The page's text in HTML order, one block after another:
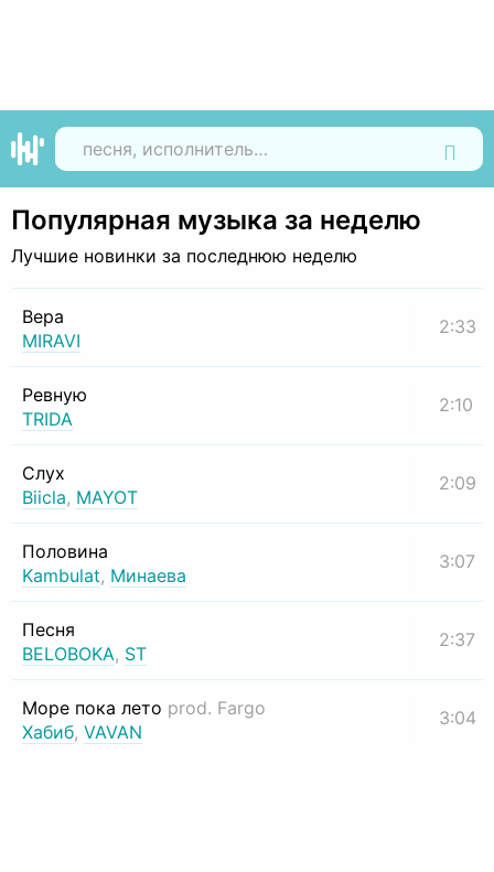
Популярная музыка за неделю
Лучшие новинки за последнюю неделю
Вера
MIRAVI
2:33
Ревную
TRIDA
2:10
Слух
Biicla, MAYOT
2:09
Половина
Kambulat, Минаева
3:07
Песня
BELOBOKA, ST
2:37
Море пока лето prod. Fargo
Хабиб, VAVAN
3:04